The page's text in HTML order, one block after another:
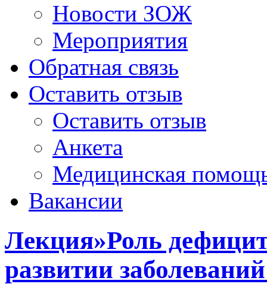
Новости ЗОЖ
Мероприятия
Обратная связь
Оставить отзыв
Оставить отзыв
Анкета
Медицинская
Вакансии
Лекция»Роль
развитии